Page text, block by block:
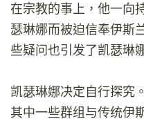
在宗教的事上，他一向
瑟琳娜而被迫信奉伊斯
些疑问也引发了凯瑟琳
凯瑟琳娜决定自行探究
其中一些群组与传统伊